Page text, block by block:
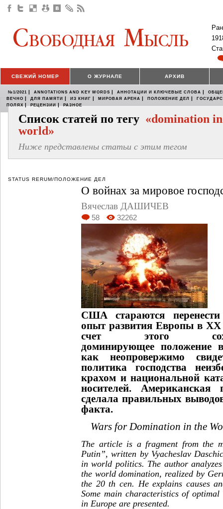
СВЕЖИЙ НОМЕР О ЖУРНАЛЕ АРХИВ
№1/2021 | ANNOTATIONS AND KEY WORDS | АННОТАЦИИ И КЛЮЧЕВЫЕ СЛОВА |
ВЕЧНО | ДЛЯ ПАМЯТИ | ИЗ КНИГ | МИРОВАЯ АРЕНА | ПОЛОЖЕНИЕ ДЕЛ |
ПОЛЯХ | РЕЦЕНЗИИ | РАЗНОЕ
Список статей по тегу «domination
world»
Ниже представлены статьи с этим тегом
STATUS RERUM/ПОЛОЖЕНИЕ ДЕЛ
О войнах за мировое
Вячеслав ДАШИЧЕВ
58 32262
США стараются
опыт развития Европы в
счет этого
доминирующее положение
как неопровержимо
политика господства
крахом и национальной
носителей.
сделала правильных
факта.
Wars for Domination in the
The article is a fragment from the
Putin”, written by Vyacheslav
in world politics. The author
the world domination, realized by
the 20 th cen. He explains causes
Some main characteristics of
in Europe are presented.